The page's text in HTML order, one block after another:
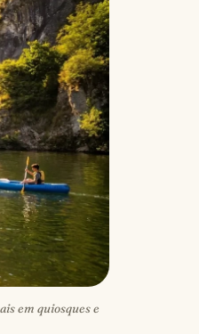
em quiosques e